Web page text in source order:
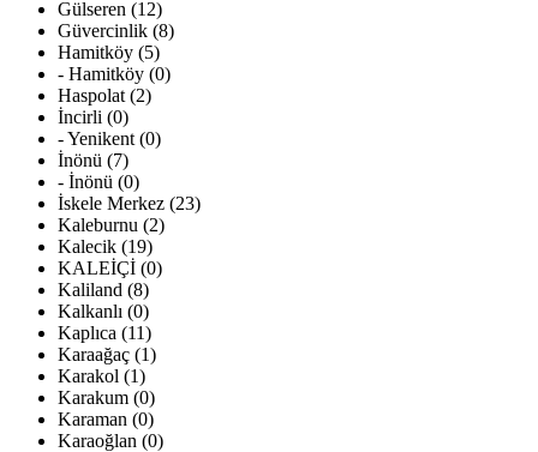
Gülseren (12)
Güvercinlik (8)
Hamitköy (5)
- Hamitköy (0)
Haspolat (2)
İncirli (0)
- Yenikent (0)
İnönü (7)
- İnönü (0)
İskele Merkez (23)
Kaleburnu (2)
Kalecik (19)
KALEİÇİ (0)
Kaliland (8)
Kalkanlı (0)
Kaplıca (11)
Karaağaç (1)
Karakol (1)
Karakum (0)
Karaman (0)
Karaoğlan (0)